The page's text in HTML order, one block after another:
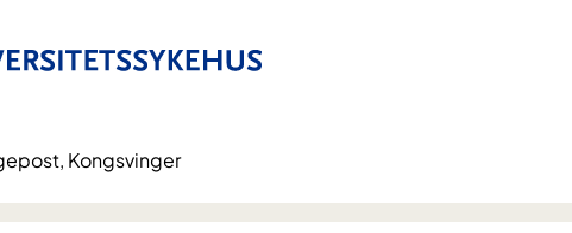
Kongsvinger